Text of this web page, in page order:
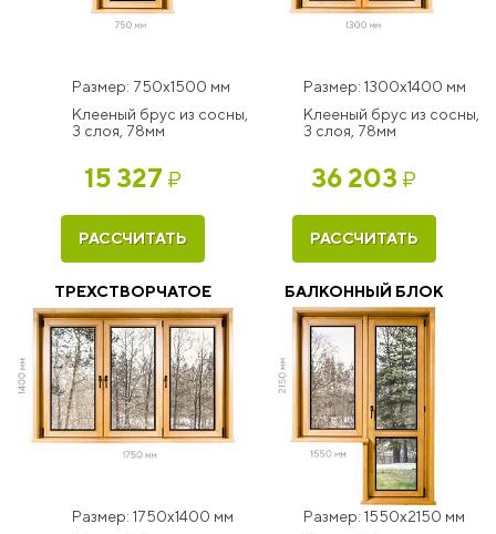
Размер: 750x1500 мм
Клееный брус из сосны,
3 слоя, 78мм
15 327 ₽
РАССЧИТАТЬ
Размер: 1300x1400 мм
Клееный брус из сосны,
3 слоя, 78мм
36 203 ₽
РАССЧИТАТЬ
ТРЕХСТВОРЧАТОЕ
Размер: 1750x1400 мм
БАЛКОННЫЙ БЛОК
Размер: 1550x2150 мм